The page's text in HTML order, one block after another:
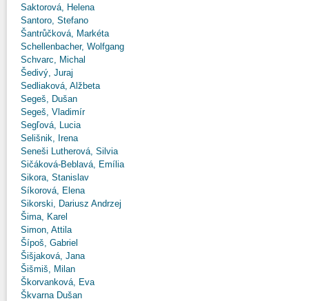
Saktorová, Helena
Santoro, Stefano
Šantrůčková, Markéta
Schellenbacher, Wolfgang
Schvarc, Michal
Šedivý, Juraj
Sedliaková, Alžbeta
Segeš, Dušan
Segeš, Vladimír
Segľová, Lucia
Selišnik, Irena
Seneši Lutherová, Silvia
Sičáková-Beblavá, Emília
Sikora, Stanislav
Síkorová, Elena
Sikorski, Dariusz Andrzej
Šima, Karel
Simon, Attila
Šípoš, Gabriel
Šišjaková, Jana
Šišmiš, Milan
Škorvanková, Eva
Škvarna Dušan